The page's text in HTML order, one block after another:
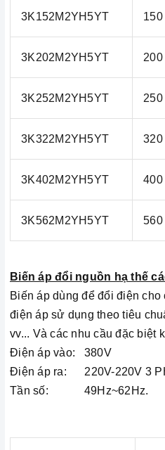
3K152M2YH5YT 150
3K202M2YH5YT 200
3K252M2YH5YT 250
3K322M2YH5YT 320
3K402M2YH5YT 400
3K562M2YH5YT 560
Biến áp đổi nguồn hạ thế
Biến áp dùng để đổi điện
điện áp sử dụng theo tiêu
vv... Và các nhu cầu đặc biệt
Điện áp vào: 380V
Điện áp ra: 220V-220V 3
Tần số: 49Hz~62Hz.